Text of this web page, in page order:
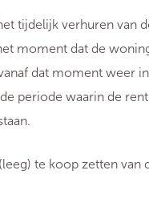
tijdelijk verhuren van
moment dat de
dat moment weer
periode waarin de
te koop zetten van